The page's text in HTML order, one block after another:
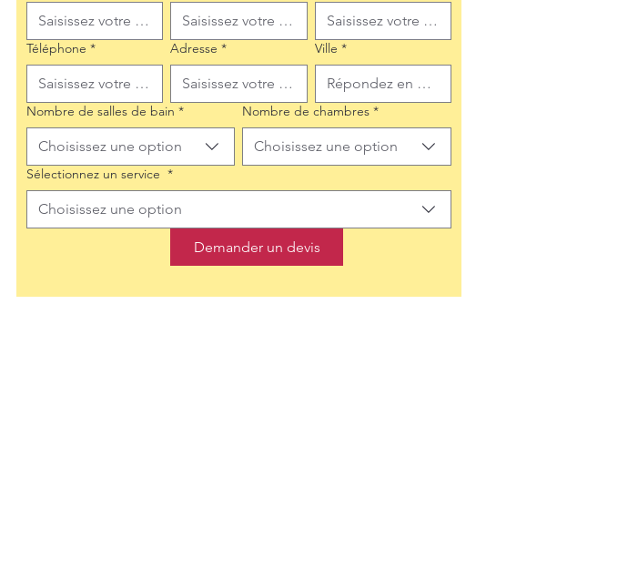
Téléphone * Adresse * Ville *
Nombre de salles de bain *
Choisissez une option
Nombre de chambres *
Choisissez une option
Sélectionnez un service *
Choisissez une option
Demander un devis